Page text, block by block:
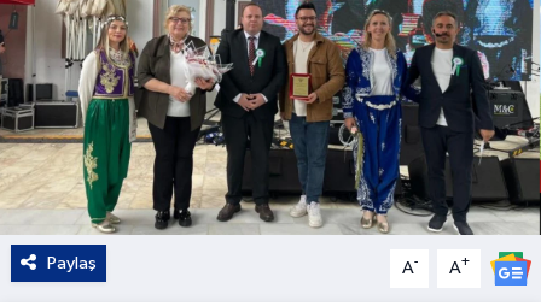
Paylaş A- A+